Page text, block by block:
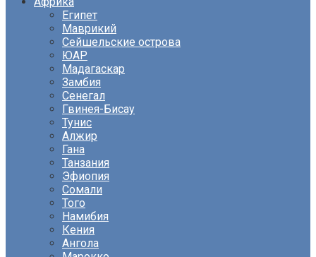
Египет
Маврикий
Сейшельские острова
ЮАР
Мадагаскар
Замбия
Сенегал
Гвинея-Бисау
Тунис
Алжир
Гана
Танзания
Эфиопия
Сомали
Того
Намибия
Кения
Ангола